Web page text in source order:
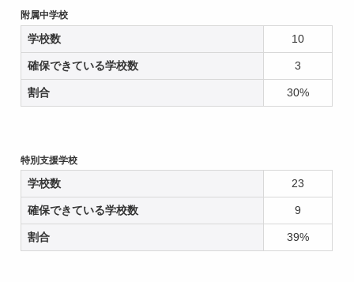
附属中学校
学校数 10
確保できている学校数 3
割合 30%
特別支援学校
学校数 23
確保できている学校数 9
割合 39%